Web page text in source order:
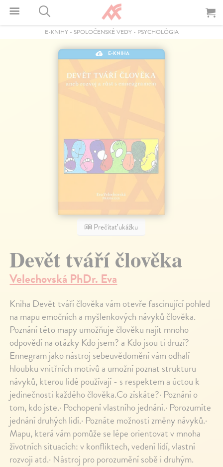
E-KNIHY- SPOLOČENSKÉ VEDY- PSYCHOLÓGIA
E-KNIHA
Prečítať ukážku
Devět tváří člověka
Velechovská PhDr. Eva
Kniha Devět tváří člověka vám otevře fascinující pohled
na mapu emočních a myšlenkových návyků člověka.
Poznání této mapy umožňuje člověku najít mnoho
odpovědí na otázky Kdo jsem? a Kdo jsou ti druzí?
Ennegram jako nástroj sebeuvědomění vám odhalí
hloubku vnitřních motivů a umožní poznat strukturu
návyků, kterou lidé používají - s respektem a úctou k
jedinečnosti každého člověka.Co získáte?· Poznání o
tom, kdo jste.· Pochopení vlastního jednání.· Porozumíte
jednání druhých lidí.· Poznáte možnosti změny návyků.·
Mapu, která vám pomůže se lépe orientovat v mnoha
životních situacích: v konfliktech, vedení lidí, vlastní
rozvoji atd.· Nástroj pro porozumění sobě i druhým.